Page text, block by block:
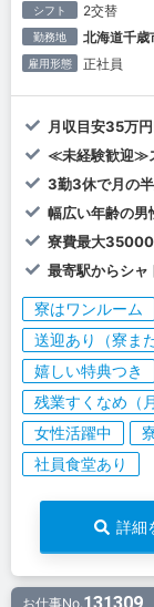
シフト 2交替
勤務地 北海道千
雇用形態 正社員
月収目安35万
≪未経験歓迎≫
3勤3休で月の
幅広い年齢の男
寮費最大
最寄駅からシャ
寮はワンルーム
送迎あり（寮ま
嬉しい特典つき
残業すくなめ（
女性活躍中
社員食堂あり
詳細
お仕事No.